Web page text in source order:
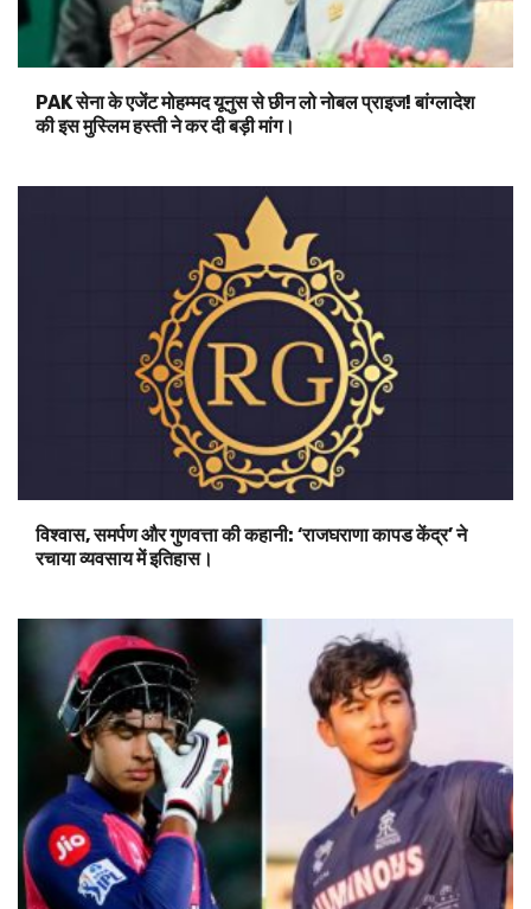
PAK सेना के एजेंट मोहम्मद यूनुस से छीन लो नोबल प्राइज! बांग्लादेश
की इस मुस्लिम हस्ती ने कर दी बड़ी मांग।
विश्वास, समर्पण और गुणवत्ता की कहानी: ‘राजघराणा कापड केंद्र’ ने
रचाया व्यवसाय में इतिहास।